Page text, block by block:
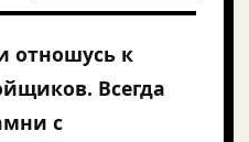
отношусь к
Всегда
с